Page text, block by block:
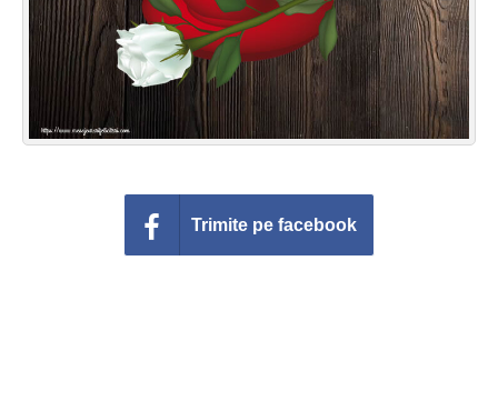
Trimite pe facebook